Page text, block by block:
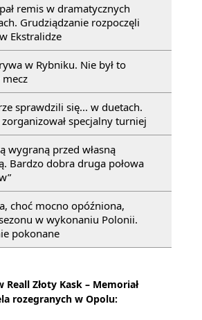
remis w dramatycznych
Grudziądzanie rozpoczęli
Ekstralidze
w Rybniku. Nie był to
mecz
sprawdzili się... w duetach.
zorganizował specjalny turniej
wygraną przed własną
Bardzo dobra druga połowa
choć mocno opóźniona,
w wykonaniu Polonii.
pokonane
Złoty Kask – Memoriał
rozegranych w Opolu: